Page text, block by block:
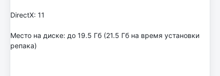
DirectX: 11
Место на диске: до 19.5 Гб (21.5 Гб на время установки
репака)